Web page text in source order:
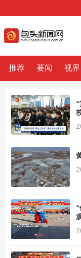
推荐 要闻 视界
“赏